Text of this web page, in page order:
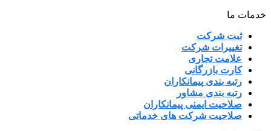
خدمات ما
ثبت شرکت
تغییرات شرکت
علامت تجاری
کارت بازرگانی
رتبه بندی پیمانکاران
رتبه بندی مشاور
صلاحیت ایمنی پیمانکاران
صلاحیت شرکت های خدماتی